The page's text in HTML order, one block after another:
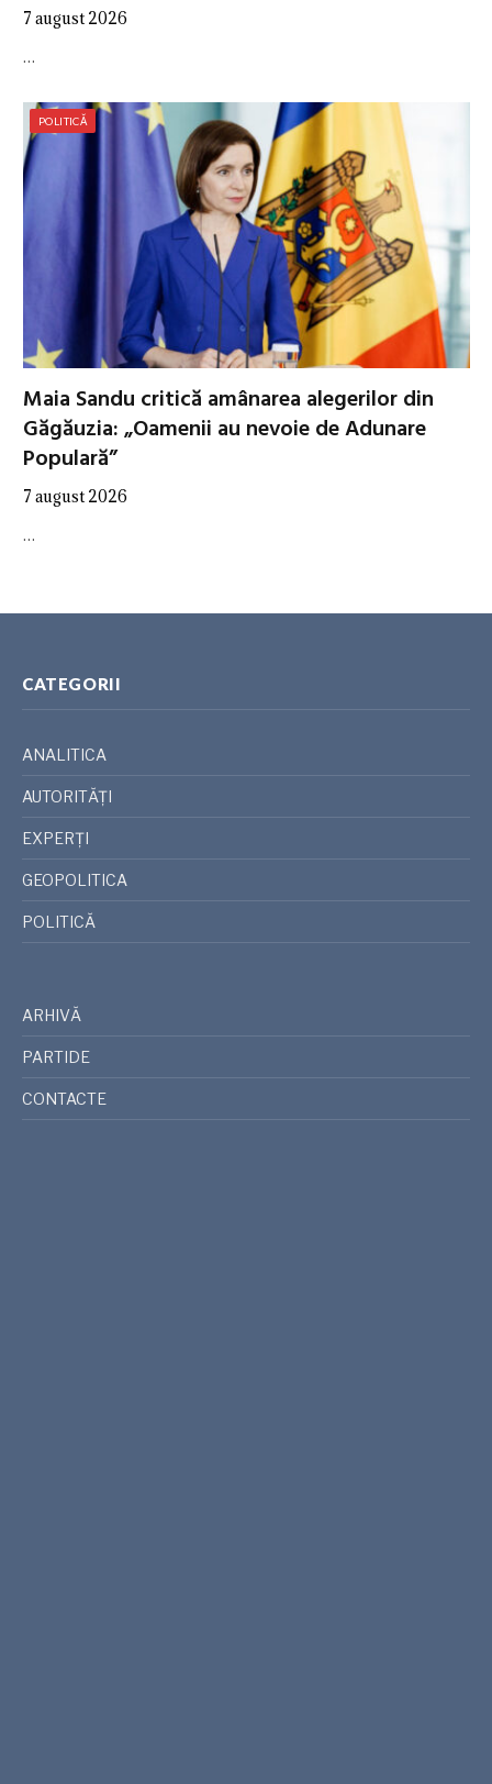
7 august 2026
…
POLITICĂ
Maia Sandu critică amânarea alegerilor din
Găgăuzia: „Oamenii au nevoie de Adunare
Populară”
7 august 2026
…
CATEGORII
ANALITICA
AUTORITĂȚI
EXPERȚI
GEOPOLITICA
POLITICĂ
ARHIVĂ
PARTIDE
CONTACTE